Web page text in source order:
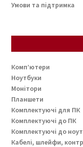
Умови та підтримка
Комп’ютери
Ноутбуки
Монітори
Планшети
Комплектуючі для ПК
Комплектуючі до ПК
Комплектуючі до
Кабелі, шлейфи,